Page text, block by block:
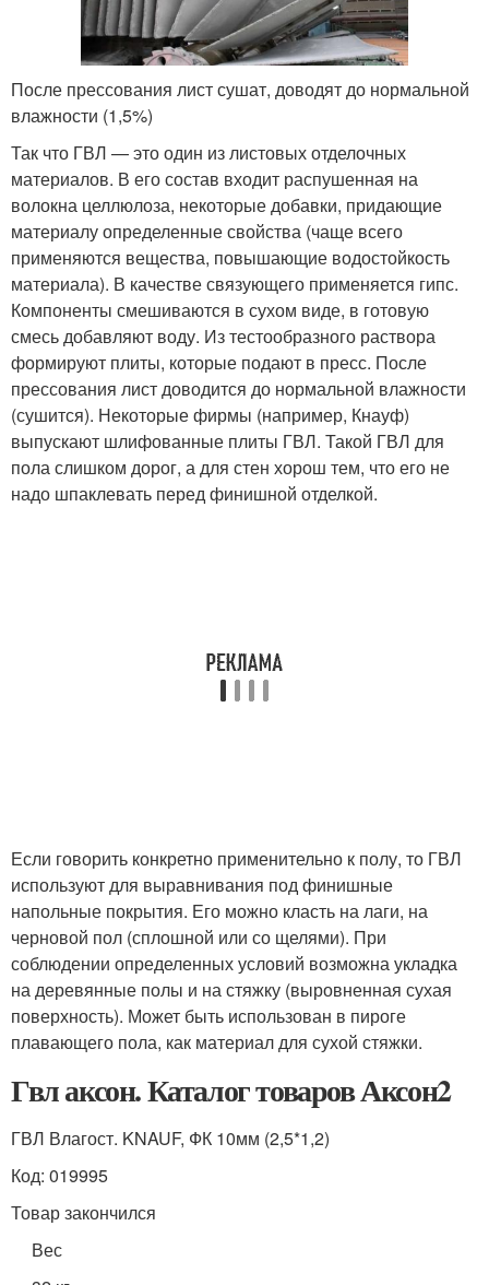
После прессования лист сушат, доводят до нормальной
влажности (1,5%)
Так что ГВЛ — это один из листовых отделочных
материалов. В его состав входит распушенная на
волокна целлюлоза, некоторые добавки, придающие
материалу определенные свойства (чаще всего
применяются вещества, повышающие водостойкость
материала). В качестве связующего применяется гипс.
Компоненты смешиваются в сухом виде, в готовую
смесь добавляют воду. Из тестообразного раствора
формируют плиты, которые подают в пресс. После
прессования лист доводится до нормальной влажности
(сушится). Некоторые фирмы (например, Кнауф)
выпускают шлифованные плиты ГВЛ. Такой ГВЛ для
пола слишком дорог, а для стен хорош тем, что его не
надо шпаклевать перед финишной отделкой.
Если говорить конкретно применительно к полу, то ГВЛ
используют для выравнивания под финишные
напольные покрытия. Его можно класть на лаги, на
черновой пол (сплошной или со щелями). При
соблюдении определенных условий возможна укладка
на деревянные полы и на стяжку (выровненная сухая
поверхность). Может быть использован в пироге
плавающего пола, как материал для сухой стяжки.
Гвл аксон. Каталог товаров Аксон2
ГВЛ Влагост. KNAUF, ФК 10мм (2,5*1,2)
Код: 019995
Товар закончился
Вес